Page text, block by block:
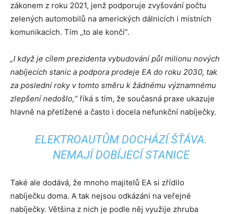
zákonem z roku 2021, jenž podporuje zvyšování počtu
zelených automobilů na amerických dálnicích i místních
komunikacích. Tím „to ale končí“.
„I když je cílem prezidenta vybudování půl milionu nových
nabíjecích stanic a podpora prodeje EA do roku 2030, tak
za poslední roky v tomto směru k žádnému významnému
zlepšení nedošlo,“říká s tím, že současná praxe ukazuje
hlavně na přetížené a často i docela nefunkční nabíječky.
ELEKTROAUTŮM DOCHÁZÍ ŠŤÁVA.
NEMAJÍ DOBÍJECÍ STANICE
Také ale dodává, že mnoho majitelů EA si zřídilo
nabíječku doma. A tak nejsou odkázáni na veřejné
nabíječky. Většina z nich je podle něj využije zhruba